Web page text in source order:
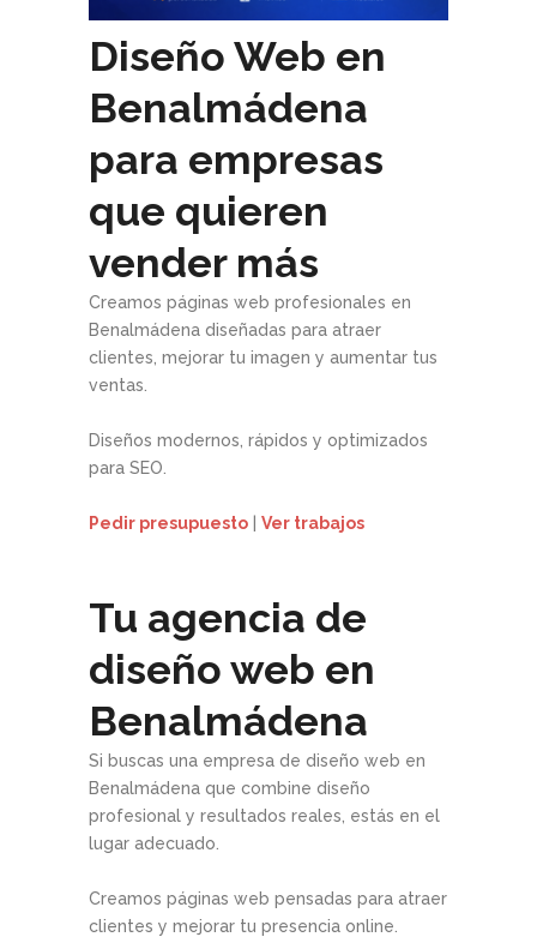
Diseño Web en
Benalmádena
para empresas
que quieren
vender más
Creamos páginas web profesionales en
Benalmádena diseñadas para atraer
clientes, mejorar tu imagen y aumentar tus
ventas.
Diseños modernos, rápidos y optimizados
para SEO.
Pedir presupuesto Ver trabajos
Tu agencia de
diseño web en
Benalmádena
Si buscas una empresa de diseño web en
Benalmádena que combine diseño
profesional y resultados reales, estás en el
lugar adecuado.
Creamos páginas web pensadas para atraer
clientes y mejorar tu presencia online.